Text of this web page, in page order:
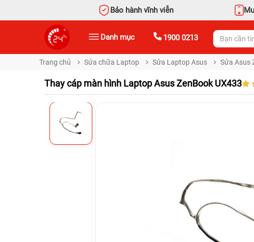
Bảo hành vĩnh viễn
Danh mục 1900 0213
Trang chủ Sửa chữa Laptop Sửa Laptop Asus Sửa Asus
Thay cáp màn hình Laptop Asus ZenBook UX433